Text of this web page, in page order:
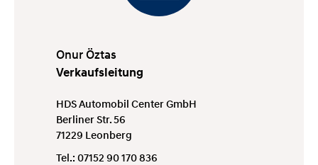
Onur Öztas
Verkaufsleitung
HDS Automobil Center GmbH
Berliner Str. 56
71229 Leonberg
Tel.: 07152 90 170 836